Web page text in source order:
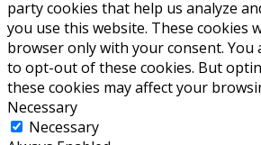
party cookies that help us analyze
you use this website. These cookies
browser only with your consent. You
to opt-out of these cookies. But
these cookies may affect your
Necessary
Necessary